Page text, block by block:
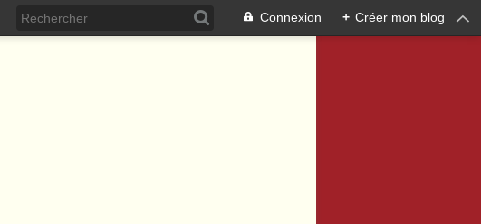
Connexion + Créer mon blog